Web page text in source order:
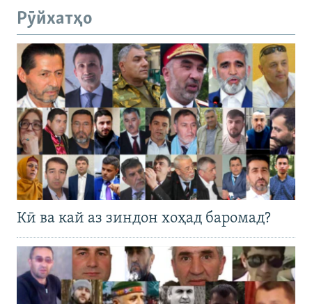
Рӯйхатҳо
Кӣ ва кай аз зиндон хоҳад баромад?